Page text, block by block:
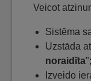
Veicot
Sistēma
Uzstāda
noraidīta";
Izveido